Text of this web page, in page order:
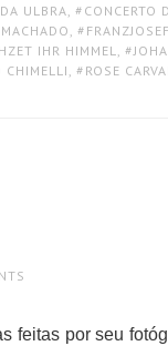
ULBRA CONCERTO
IHR HIMMEL
CHIMELLI ROSE
feitas por seu